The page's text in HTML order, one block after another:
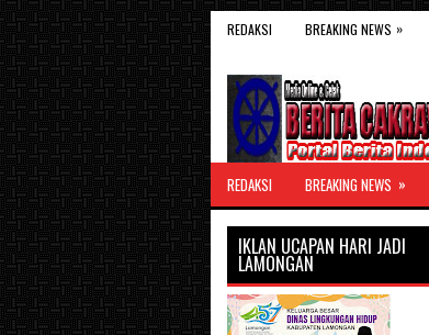
REDAKSI BREAKING NEWS »
REDAKSI BREAKING NEWS »
IKLAN UCAPAN HARI JADI
LAMONGAN